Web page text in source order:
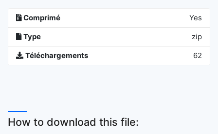
Comprimé Yes
Type zip
Téléchargements 62
How to download this file: